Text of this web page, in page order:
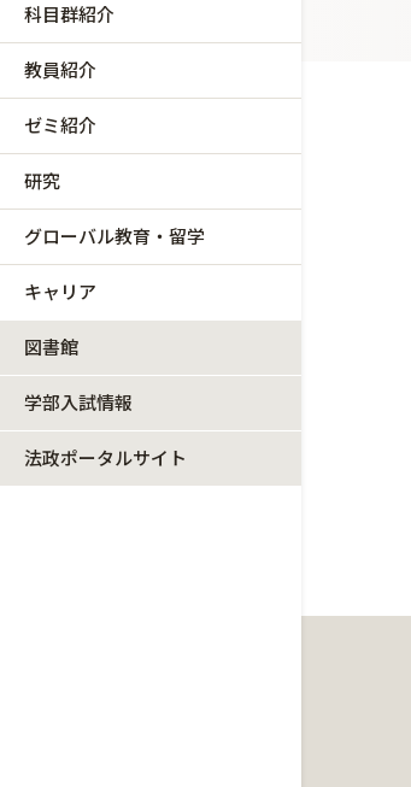
科目群紹介
教員紹介
ゼミ紹介
研究
グローバル教育・留学
キャリア
図書館
学部入試情報
法政ポータルサイト